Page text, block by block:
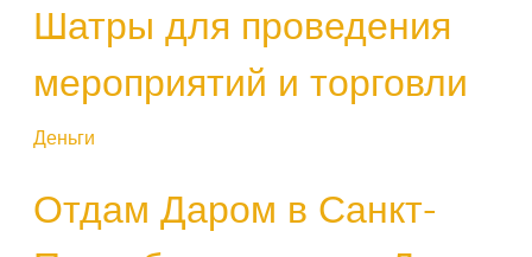
Шатры для проведения
мероприятий и торговли
Деньги
Отдам Даром в Санкт-